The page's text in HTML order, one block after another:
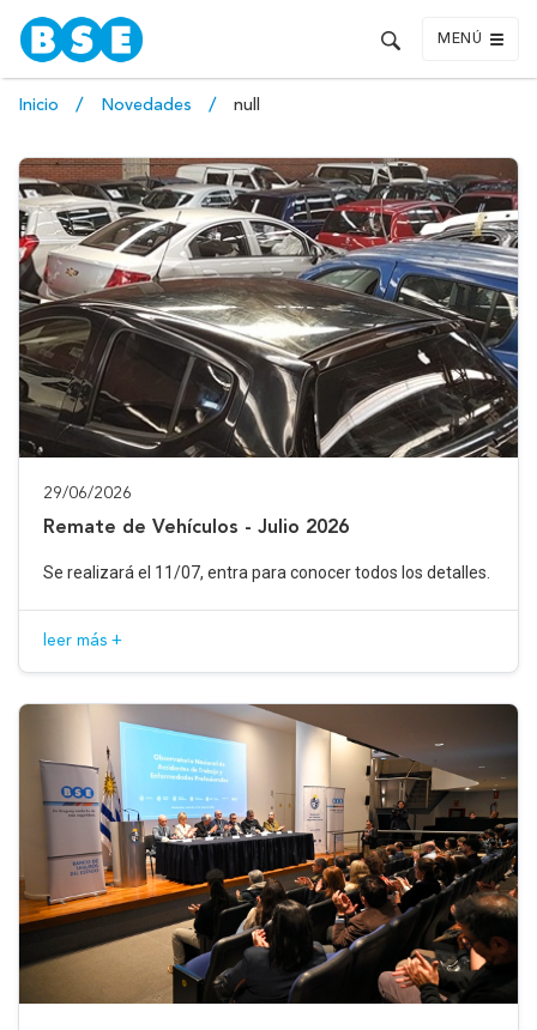
MENÚ
Inicio Novedades null
29/06/2026
Remate de Vehículos - Julio 2026
Se realizará el 11/07, entra para conocer todos los detalles.
leer más +